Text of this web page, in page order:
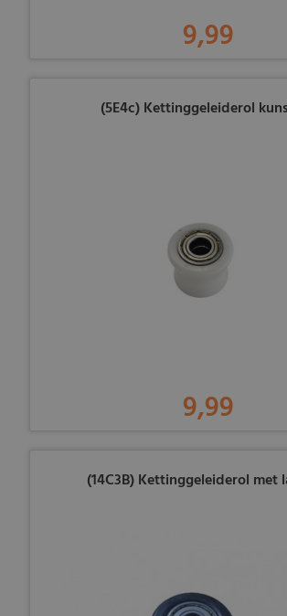
9,99
(5E4c) Kettinggeleiderol
9,99
(14C3B) Kettinggeleiderol met